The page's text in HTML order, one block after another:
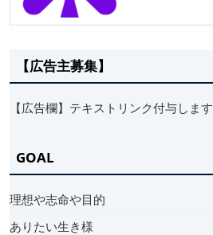
【広告主募集】
【広告欄】テキストリンク付与します
GOAL
理想や志命や目的
ありたい生き様